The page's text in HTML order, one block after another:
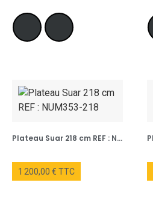
Plateau Suar 218 cm REF : NUM353-218
1 200,00 € TTC